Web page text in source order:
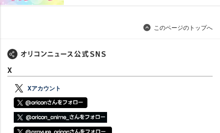
このページのトップへ
X
Xアカウント